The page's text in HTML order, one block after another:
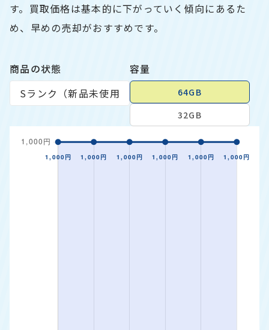
す。 買取価格は基本的に下がっていく傾向にあるた
め、早めの売却がおすすめです。
商品の状態 容量
64GB
32GB